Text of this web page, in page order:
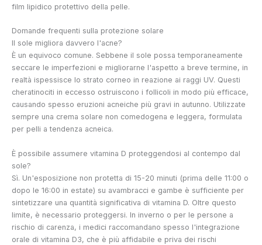
film lipidico protettivo della pelle.
Domande frequenti sulla protezione solare
Il sole migliora davvero l'acne?
È un equivoco comune. Sebbene il sole possa temporaneamente
seccare le imperfezioni e migliorarne l'aspetto a breve termine, in
realtà ispessisce lo strato corneo in reazione ai raggi UV. Questi
cheratinociti in eccesso ostruiscono i follicoli in modo più efficace,
causando spesso eruzioni acneiche più gravi in autunno. Utilizzate
sempre una crema solare non comedogena e leggera, formulata
per pelli a tendenza acneica.
È possibile assumere vitamina D proteggendosi al contempo dal
sole?
Sì. Un'esposizione non protetta di 15-20 minuti (prima delle 11:00 o
dopo le 16:00 in estate) su avambracci e gambe è sufficiente per
sintetizzare una quantità significativa di vitamina D. Oltre questo
limite, è necessario proteggersi. In inverno o per le persone a
rischio di carenza, i medici raccomandano spesso l'integrazione
orale di vitamina D3, che è più affidabile e priva dei rischi